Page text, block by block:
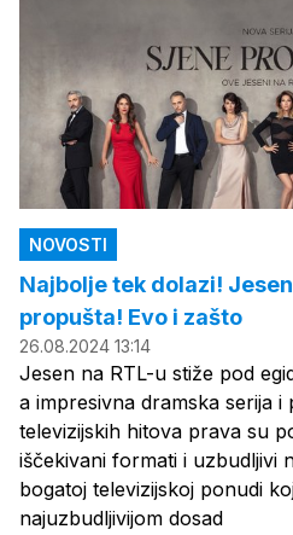
NOVOSTI
Najbolje tek dolazi!
propušta! Evo i zašto
26.08.2024 13:14
Jesen na RTL-u stiže pod
a impresivna dramska serija
televizijskih hitova prava su
iščekivani formati i uzbudljivi
bogatoj televizijskoj ponudi
najuzbudljivijom dosad